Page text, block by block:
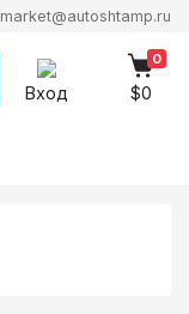
market@autoshtamp.ru
Вход
0
$0